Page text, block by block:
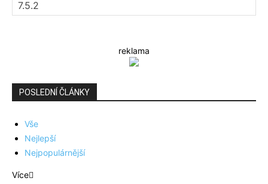
reklama
POSLEDNÍ ČLÁNKY
Vše
Nejlepší
Nejpopulárnější
Více